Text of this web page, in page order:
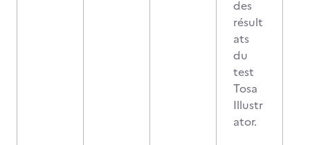
des
résult
ats
du
test
Tosa
Illustr
ator.